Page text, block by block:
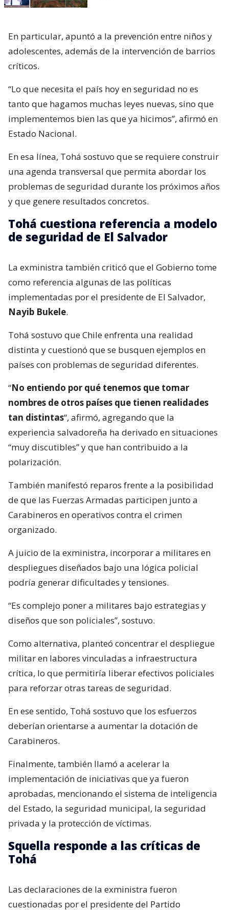
En particular, apuntó a la prevención entre niños y
adolescentes, además de la intervención de barrios
críticos.
“Lo que necesita el país hoy en seguridad no es
tanto que hagamos muchas leyes nuevas, sino que
implementemos bien las que ya hicimos”, afirmó en
Estado Nacional.
En esa línea, Tohá sostuvo que se requiere construir
una agenda transversal que permita abordar los
problemas de seguridad durante los próximos años
y que genere resultados concretos.
Tohá cuestiona referencia a modelo
de seguridad de El Salvador
La exministra también criticó que el Gobierno tome
como referencia algunas de las políticas
implementadas por el presidente de El Salvador,
Nayib Bukele.
Tohá sostuvo que Chile enfrenta una realidad
distinta y cuestionó que se busquen ejemplos en
países con problemas de seguridad diferentes.
“No entiendo por qué tenemos que tomar
nombres de otros países que tienen realidades
tan distintas“, afirmó, agregando que la
experiencia salvadoreña ha derivado en situaciones
“muy discutibles” y que han contribuido a la
polarización.
También manifestó reparos frente a la posibilidad
de que las Fuerzas Armadas participen junto a
Carabineros en operativos contra el crimen
organizado.
A juicio de la exministra, incorporar a militares en
despliegues diseñados bajo una lógica policial
podría generar dificultades y tensiones.
“Es complejo poner a militares bajo estrategias y
diseños que son policiales”, sostuvo.
Como alternativa, planteó concentrar el despliegue
militar en labores vinculadas a infraestructura
crítica, lo que permitiría liberar efectivos policiales
para reforzar otras tareas de seguridad.
En ese sentido, Tohá sostuvo que los esfuerzos
deberían orientarse a aumentar la dotación de
Carabineros.
Finalmente, también llamó a acelerar la
implementación de iniciativas que ya fueron
aprobadas, mencionando el sistema de inteligencia
del Estado, la seguridad municipal, la seguridad
privada y la protección de víctimas.
Squella responde a las críticas de
Tohá
Las declaraciones de la exministra fueron
cuestionadas por el presidente del Partido